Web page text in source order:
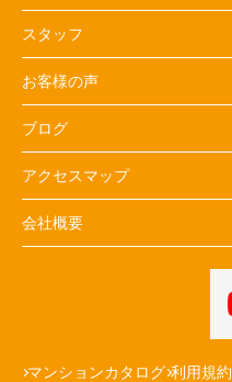
スタッフ
お客様の声
ブログ
アクセスマップ
会社概要
マンションカタログ 利用規約